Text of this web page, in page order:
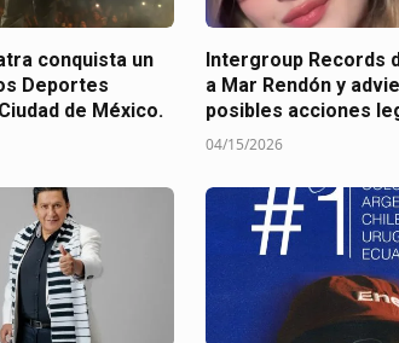
conquista un
Deportes
de México.
Intergroup Records
a Mar Rendón y
posibles acciones
04/15/2026